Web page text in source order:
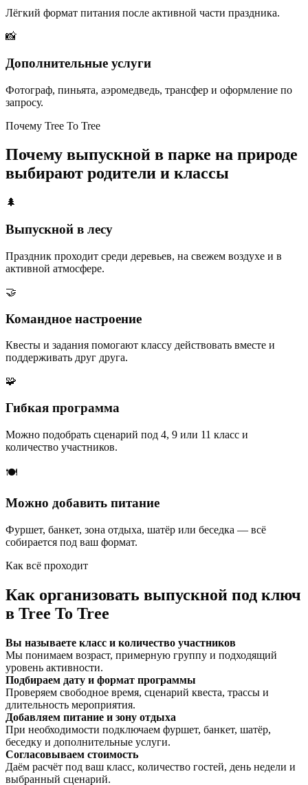
Лёгкий формат питания после активной части праздника.
📸
Дополнительные услуги
Фотограф, пиньята, аэромедведь, трансфер и оформление по
запросу.
Почему Tree To Tree
Почему выпускной в парке на природе
выбирают родители и классы
🌲
Выпускной в лесу
Праздник проходит среди деревьев, на свежем воздухе и в
активной атмосфере.
🤝
Командное настроение
Квесты и задания помогают классу действовать вместе и
поддерживать друг друга.
🧩
Гибкая программа
Можно подобрать сценарий под 4, 9 или 11 класс и
количество участников.
🍽️
Можно добавить питание
Фуршет, банкет, зона отдыха, шатёр или беседка — всё
собирается под ваш формат.
Как всё проходит
Как организовать выпускной под ключ
в Tree To Tree
Вы называете класс и количество участников
Мы понимаем возраст, примерную группу и подходящий
уровень активности.
Подбираем дату и формат программы
Проверяем свободное время, сценарий квеста, трассы и
длительность мероприятия.
Добавляем питание и зону отдыха
При необходимости подключаем фуршет, банкет, шатёр,
беседку и дополнительные услуги.
Согласовываем стоимость
Даём расчёт под ваш класс, количество гостей, день недели и
выбранный сценарий.